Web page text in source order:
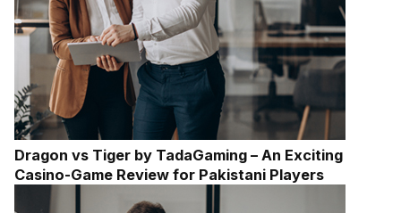
Dragon vs Tiger by TadaGaming – An Exciting
Casino-Game Review for Pakistani Players